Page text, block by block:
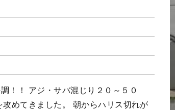
！！ アジ・サバ混じり２０～５０
攻めてきました。 朝からハリス切れが